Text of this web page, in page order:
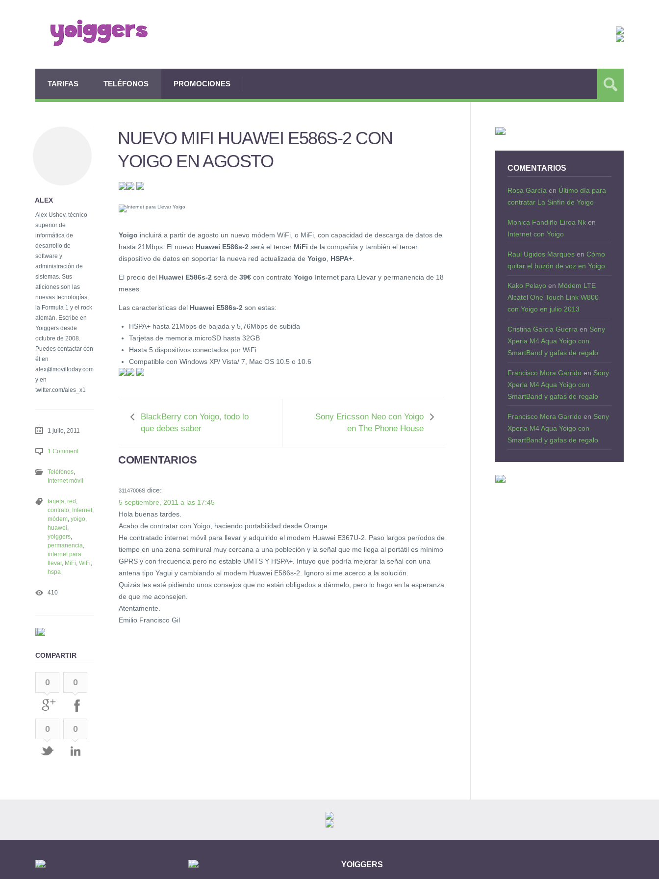
TARIFAS TELÉFONOS PROMOCIONES
NUEVO MIFI HUAWEI E586S-2 CON
YOIGO EN AGOSTO
Yoigo incluirá a partir de agosto un nuevo módem WiFi, o MiFi, con capacidad de descarga de datos de
hasta 21Mbps. El nuevo Huawei E586s-2 será el tercer MiFi de la compañía y también el tercer
dispositivo de datos en soportar la nueva red actualizada de Yoigo HSPA+
El precio del Huawei E586s-2 será de 39€ con contrato Yoigo Internet para Llevar y permanencia de 18
meses.
Las caracteristicas del Huawei E586s-2 son estas:
HSPA+ hasta 21Mbps de bajada y 5,76Mbps de subida
Tarjetas de memoria microSD hasta 32GB
Hasta 5 dispositivos conectados por WiFi
Compatible con Windows XP/ Vista/ 7, Mac OS 10.5 o 10.6
BlackBerry con Yoigo, todo lo
que debes saber
Sony Ericsson Neo con Yoigo
en The Phone House
COMENTARIOS
31147006S dice:
5 septiembre, 2011 a las 17:45
Hola buenas tardes.
Acabo de contratar con Yoigo, haciendo portabilidad desde Orange.
He contratado internet móvil para llevar y adquirido el modem Huawei E367U-2. Paso largos períodos de
tiempo en una zona semirural muy cercana a una pobleción y la señal que me llega al portátil es mínimo
GPRS y con frecuencia pero no estable UMTS Y HSPA+. Intuyo que podría mejorar la señal con una
antena tipo Yagui y cambiando al modem Huawei E586s-2. Ignoro si me acerco a la solución.
Quizás les esté pidiendo unos consejos que no están obligados a dármelo, pero lo hago en la esperanza
de que me aconsejen.
Atentamente.
Emilio Francisco Gil
ALEX
Alex Ushev, técnico
superior de
informática de
desarrollo de
software y
administración de
sistemas. Sus
aficiones son las
nuevas tecnologías,
la Formula 1 y el rock
alemán. Escribe en
Yoiggers desde
octubre de 2008.
Puedes contactar con
él en
alex@moviltoday.com
y en
twitter.com/ales_x1
1 julio, 2011
1 Comment
Teléfonos
Internet móvil
tarjeta red
contrato Internet
módem yoigo
huawei
yoiggers
permanencia
internet para
llevar, MiFi WiFi
hspa
410
COMPARTIR
0 0
0 0
COMENTARIOS
Rosa García en Último día para
contratar La Sinfín de Yoigo
Monica Fandiño Eiroa Nk en
Internet con Yoigo
Raul Ugidos Marques en Cómo
quitar el buzón de voz en Yoigo
Kako Pelayo en Módem LTE
Alcatel One Touch Link W800
con Yoigo en julio 2013
Cristina Garcia Guerra en Sony
Xperia M4 Aqua Yoigo con
SmartBand y gafas de regalo
Francisco Mora Garrido en Sony
Xperia M4 Aqua Yoigo con
SmartBand y gafas de regalo
Francisco Mora Garrido en Sony
Xperia M4 Aqua Yoigo con
SmartBand y gafas de regalo
YOIGGERS